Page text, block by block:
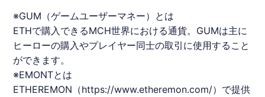
※GUM（ゲームユーザーマネー）とは
ETHで購⼊できるMCH世界における通貨。GUMは主に
ヒーローの購⼊やプレイヤー同⼠の取引に使⽤すること
ができます。
※EMONTとは
ETHEREMON（https://www.etheremon.com/）で提供